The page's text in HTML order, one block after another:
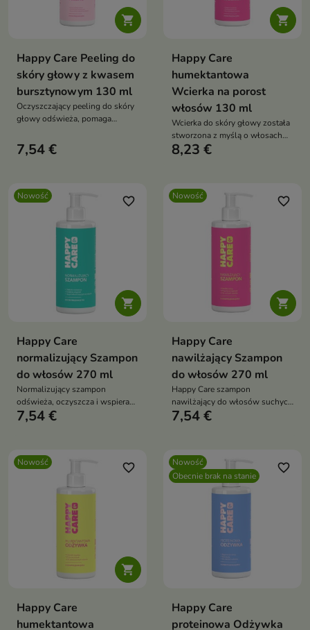

Happy Care Peeling do
skóry głowy z kwasem
bursztynowym 130 ml
Oczyszczający peeling do skóry
głowy odświeża, pomaga
unosi włosy u nasady.
Wegańska formuła z systemem
pantenolem, gliceryną i kwasem
hialuronowym zawiera 96%
składników pochodzenia
naturalnego
7,54 €

Happy Care
humektantowa
Wcierka na porost
włosów 130 ml
Wcierka do skóry głowy została
stworzona z myślą o włosach
osłabionych, wypadających,
zmniejsza ich objętości i
sprawdzi się w codziennym
stosowaniu
8,23 €
Nowość

favorite_border
Happy Care
normalizujący Szampon
do włosów 270 ml
Normalizujący szampon
odświeża, oczyszcza i wspiera
równowagę skóry głowy oraz
pantenolem, proteinami
roślinnymi, proteinami pszenicy
oraz olejkami eterycznymi z
neroli i may chang zawiera 95%
składników pochodzenia
7,54 €
Nowość

favorite_border
Happy Care
nawilżający Szampon
do włosów 270 ml
Happy Care szampon
nawilżający do włosów suchych
z D-pantenolem, sorbitolem i
7,54 €
Nowość

favorite_border
Happy Care
humektantowa
Nowość
Obecnie brak na stanie
favorite_border
Happy Care
proteinowa Odżywka